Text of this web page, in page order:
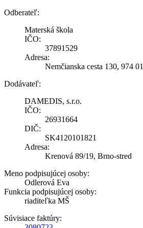
Odberateľ:
Materská škola
IČO:
37891529
Adresa:
Nemčianska cesta 130, 974
Dodávateľ:
DAMEDIS, s.r.o.
IČO:
26931664
DIČ:
SK4120101821
Adresa:
Krenová 89/19, Brno-stred
Meno podpisujúcej osoby:
Odlerová Eva
Funkcia podpisujúcej osoby:
riaditeľka MŠ
Súvisiace faktúry: